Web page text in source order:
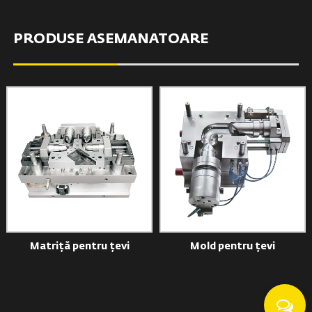
PRODUSE ASEMANATOARE
Matriță pentru țevi Mold pentru țevi